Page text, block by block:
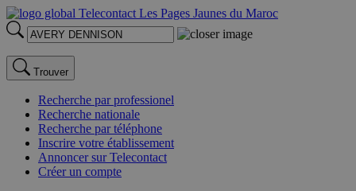
Trouver
Recherche par professionel
Recherche nationale
Recherche par téléphone
Inscrire votre établissement
Annoncer sur Telecontact
Créer un compte